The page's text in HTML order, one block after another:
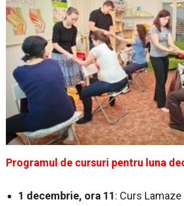
Programul de cursuri pentru luna
1 decembrie, ora 11: Curs